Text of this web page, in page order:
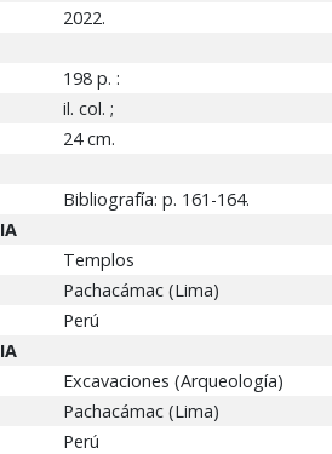
2022.
198 p. :
il. col. ;
24 cm.
Bibliografía: p. 161-164.
Templos
Pachacámac (Lima)
Perú
Excavaciones (Arqueología)
Pachacámac (Lima)
Perú